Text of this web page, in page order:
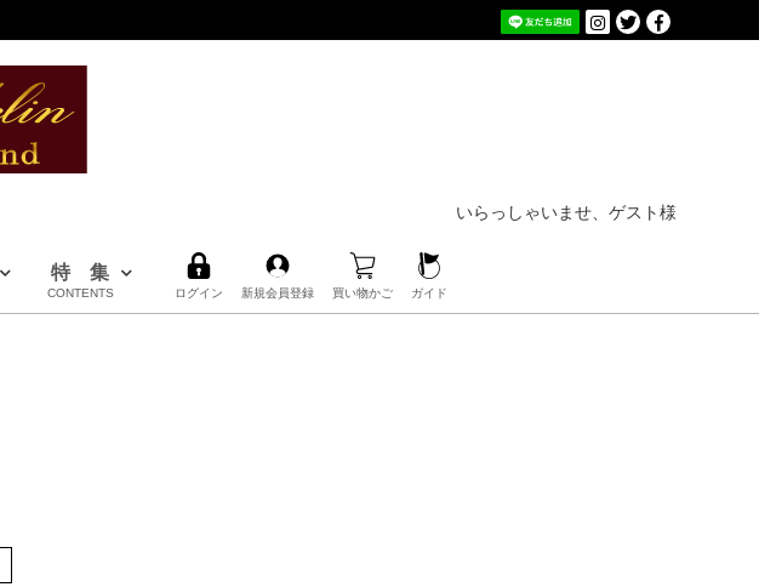
いらっしゃいませ、ゲスト様
特 集
CONTENTS ログイン 新規会員登録 買い物かご ガイド